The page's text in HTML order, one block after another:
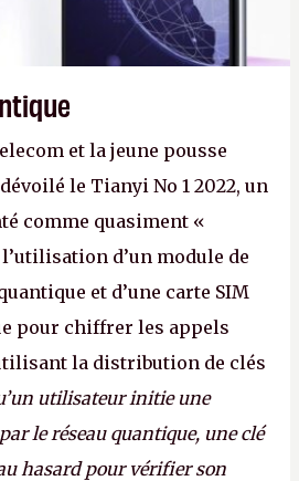
et la jeune pousse
le Tianyi No 1 2022, un
comme quasiment «
d’un module de
et d’une carte SIM
pour chiffrer les appels
la distribution de clés
utilisateur initie une
le réseau quantique, une clé
hasard pour vérifier son